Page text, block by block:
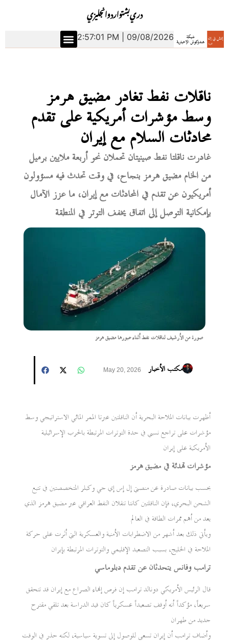
انجليزياردوبشتودري
2:57:02 PM | 09/08/2026
ناقلات نفط تغادر مضيق هرمز
وسط مؤشرات أمريكية على تقدم
محادثات السلام مع إيران
غادرت ناقلتا نفط صينيتان تحملان نحو أربعة ملايين برميل
من الخام مضيق هرمز بنجاح، في وقت تحدث فيه مسؤولون
أمريكيون عن تقدم في المحادثات مع إيران، ما عزز الآمال
بإمكانية التوصل إلى اتفاق يخفف التوتر في المنطقة
صورة من الأرشيف لناقلات نفط أثناء عبورها مضيق هرمز
مكتب الأخبار May 20, 2026
أظهرت بيانات الملاحة البحرية أن الناقلتين عبرتا الممر المائي الاستراتيجي وسط
مؤشرات على تراجع نسبي في حدة التوترات المرتبطة بالحرب الإسرائيلية
الأمريكية على إيران
مؤشرات تهدئة في مضيق هرمز
بحسب بيانات صادرة عن منصتي إل إس إي جي وكبلر المتخصصتين في تتبع
الشحن البحري، فإن الناقلتين كانتا تنقلان النفط العراقي عبر مضيق هرمز الذي
يعد من أهم ممرات الطاقة في العالم
ويأتي ذلك بعد أشهر من الاضطرابات الأمنية والعسكرية التي أثرت على حركة
الملاحة في الخليج، بسبب التصعيد الإقليمي والتوترات المرتبطة بإيران
ترامب وفانس يتحدثان عن تقدم دبلوماسي
قال الرئيس الأمريكي دونالد ترامب إن فرص إنهاء الصراع مع إيران قد تتحقق
سريعاً، مؤكداً أنه أوقف تصعيداً عسكرياً كان قيد الدراسة بعد تلقي مقترح
جديد من طهران
وأضاف ترامب أن إيران تسعى للوصول إلى تسوية سياسية، لكنه حذر في الوقت